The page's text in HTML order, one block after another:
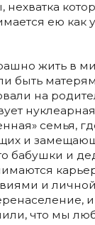
ею как
жить в
быть
на
семья,
и
бабушки и
и
что мы